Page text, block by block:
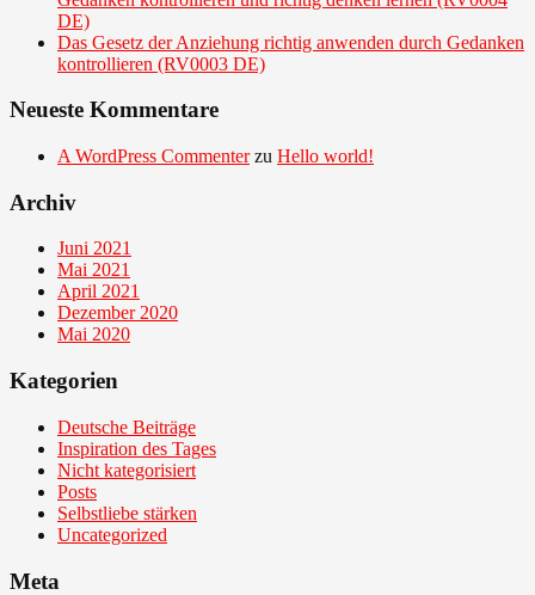
DE)
Das Gesetz der Anziehung richtig anwenden durch Gedanken
kontrollieren (RV0003 DE)
Neueste Kommentare
A WordPress Commenterzu Hello world!
Archiv
Juni 2021
Mai 2021
April 2021
Dezember 2020
Mai 2020
Kategorien
Deutsche Beiträge
Inspiration des Tages
Nicht kategorisiert
Posts
Selbstliebe stärken
Uncategorized
Meta